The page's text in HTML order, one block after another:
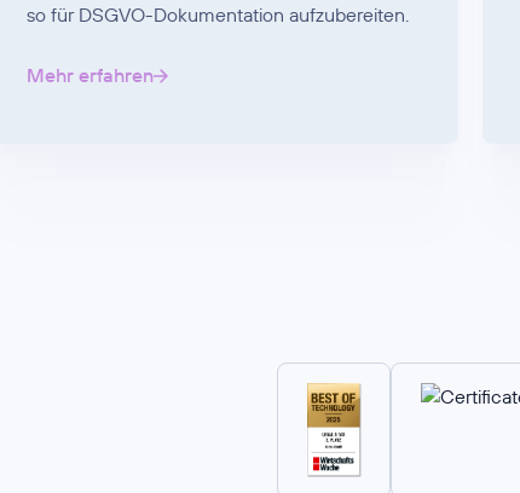
so für DSGVO-Dokumentation aufzubereiten.
Mehr erfahren